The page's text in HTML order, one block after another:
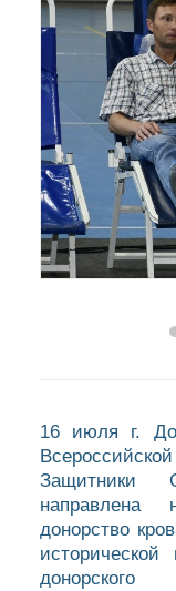
16 июля г.
Защитники
донорство